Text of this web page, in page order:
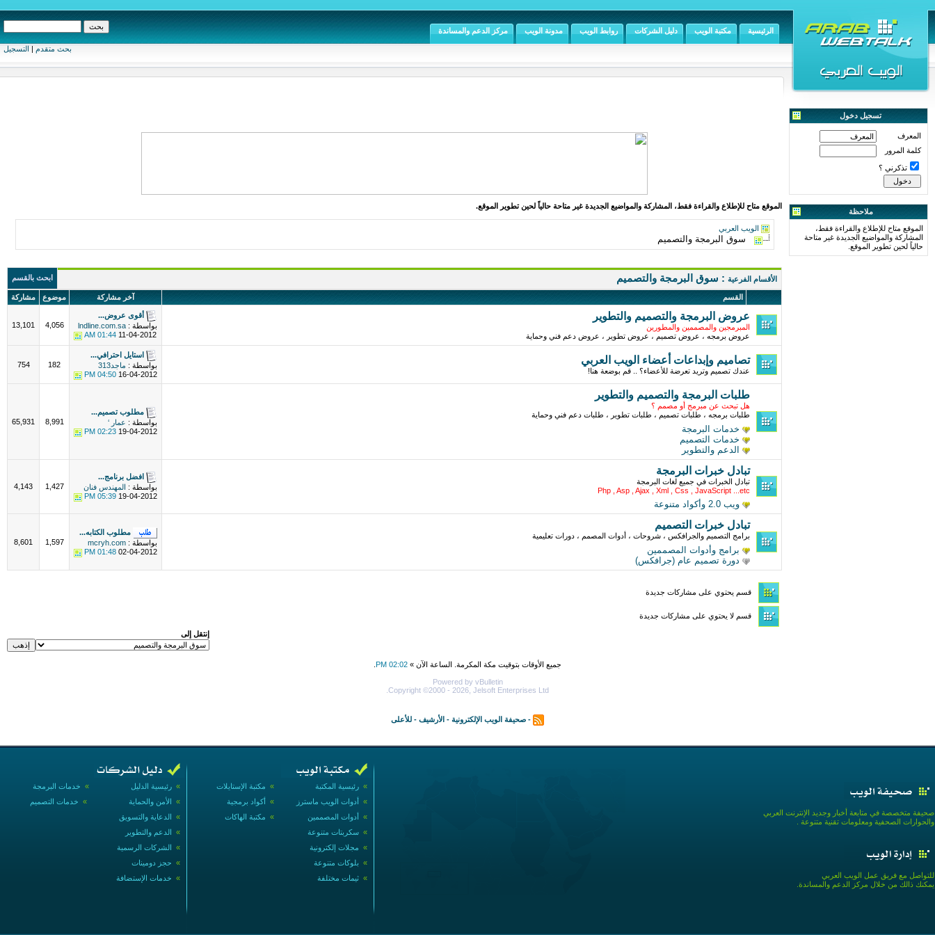
بحث متقدم | التسجيل
الرئيسية مكتبة الويب دليل الشركات روابط الويب مدونة الويب مركز الدعم والمساندة
تسجيل دخول
المعرف
كلمة المرور
تذكرني ؟
ملاحظة
الموقع متاح للإطلاع والقراءة فقط،
المشاركة والمواضيع الجديدة غير متاحة
حالياً لحين تطوير الموقع.
الموقع متاح للإطلاع والقراءة فقط، المشاركة والمواضيع الجديدة غير متاحة حالياً لحين تطوير الموقع.
الويب العربي
سوق البرمجة والتصميم
الأقسام الفرعية : سوق البرمجة والتصميم ابحث بالقسم
القسم آخر مشاركة موضوع مشاركة
عروض البرمجة والتصميم والتطوير
المبرمجين والمصممين والمطورين
عروض برمجه ، عروض تصميم ، عروض تطوير ، عروض دعم فني وحماية
أقوى عروض...
بواسطة : lndline.com.sa
11-04-2012
01:44 AM
4,056
13,101
تصاميم وإبداعات أعضاء الويب العربي
عندك تصميم وتريد تعرضة للأعضاء؟ .. قم بوضعة هنا!
استايل احترافي...
بواسطة : ماجد313
16-04-2012
04:50 PM
182
754
طلبات البرمجة والتصميم والتطوير
هل تبحث عن مبرمج أو مصمم ؟
طلبات برمجه ، طلبات تصميم ، طلبات تطوير ، طلبات دعم فني وحماية
خدمات البرمجة
خدمات التصميم
الدعم والتطوير
مطلوب تصميم...
بواسطة : عمار ‘
19-04-2012
02:23 PM
8,991
65,931
تبادل خبرات البرمجة
تبادل الخبرات في جميع لغات البرمجة
Php , Asp , Ajax , Xml , Css , JavaScript ...etc
ويب 2.0 وأكواد متنوعة
افضل برنامج...
بواسطة :
المهندس فنان
19-04-2012
05:39 PM
1,427
4,143
تبادل خبرات التصميم
برامج التصميم والجرافكس ، شروحات ، أدوات المصمم ، دورات تعليمية
برامج وأدوات المصممين
دورة تصميم عام (جرافكس)
مطلوب الكتابه...
بواسطة : mcryh.com
02-04-2012
01:48 PM
1,597
8,601
قسم يحتوي على مشاركات جديدة
قسم لا يحتوي على مشاركات جديدة
إنتقل إلى
جميع الأوقات بتوقيت مكة المكرمة. الساعة الآن » 02:02 PM
Powered by vBulletin
Copyright ©2000 - 2026, Jelsoft Enterprises Ltd.
- صحيفة الويب الإلكترونية - الأرشيف - للأعلى
» خدمات البرمجة » رئيسية الدليل
» خدمات التصميم » الأمن والحماية
» الدعاية والتسويق
» الدعم والتطوير
» الشركات الرسمية
» حجز دومينات
» خدمات الإستضافة
» مكتبة الإستايلات » رئيسية المكتبة
» أكواد برمجية » أدوات الويب ماسترز
» مكتبة الهاكات » أدوات المصممين
» سكربتات متنوعة
» مجلات إلكترونية
» بلوكات متنوعة
» ثيمات مختلفة
صحيفة متخصصة في متابعة أخبار وجديد الإنترنت العربي
والحوارات الصحفية ومعلومات تقنية متنوعة .
للتواصل مع فريق عمل الويب العربي
يمكنك ذالك من خلال مركز الدعم والمساندة.